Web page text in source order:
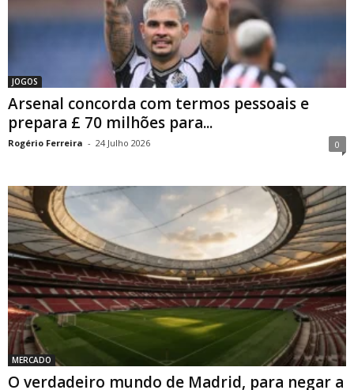
JOGOS
Arsenal concorda com termos pessoais e
prepara £ 70 milhões para...
Rogério Ferreira - 24 Julho 2026 0
MERCADO
O verdadeiro mundo de Madrid, para negar a